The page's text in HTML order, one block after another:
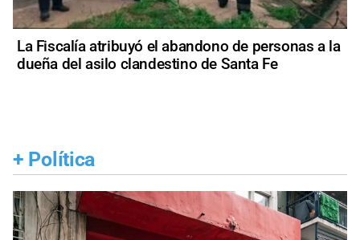
La Fiscalía atribuyó el abandono de personas a la
dueña del asilo clandestino de Santa Fe
+ Política